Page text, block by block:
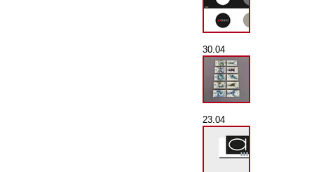
30.04
23.04